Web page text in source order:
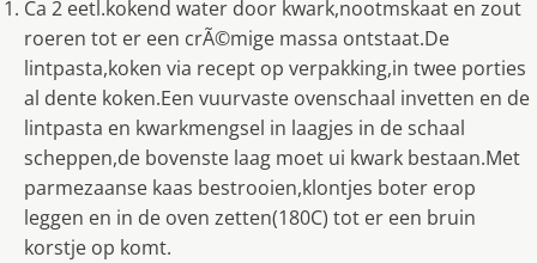
Ca 2 eetl.kokend water door kwark,nootmskaat en zout
roeren tot er een crÃ©mige massa ontstaat.De
lintpasta,koken via recept op verpakking,in twee porties
al dente koken.Een vuurvaste ovenschaal invetten en de
lintpasta en kwarkmengsel in laagjes in de schaal
scheppen,de bovenste laag moet ui kwark bestaan.Met
parmezaanse kaas bestrooien,klontjes boter erop
leggen en in de oven zetten(180C) tot er een bruin
korstje op komt.